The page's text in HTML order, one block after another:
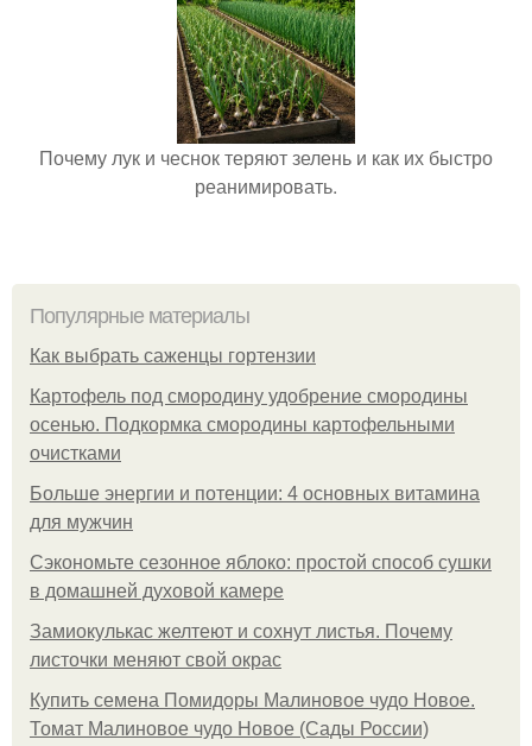
Почему лук и чеснок теряют зелень и как их быстро
реанимировать.
Популярные материалы
Как выбрать саженцы гортензии
Картофель под смородину удобрение смородины
осенью. Подкормка смородины картофельными
очистками
Больше энергии и потенции: 4 основных витамина
для мужчин
Сэкономьте сезонное яблоко: простой способ сушки
в домашней духовой камере
Замиокулькас желтеют и сохнут листья. Почему
листочки меняют свой окрас
Купить семена Помидоры Малиновое чудо Новое.
Томат Малиновое чудо Новое (Сады России)